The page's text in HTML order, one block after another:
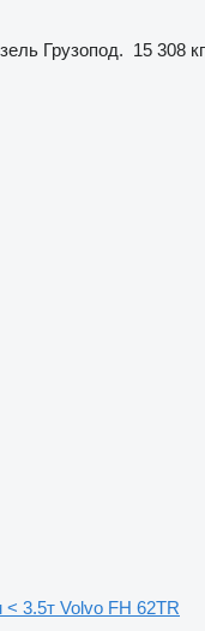
Грузопод. 15 308 кг
< 3.5т Volvo FH 62TR